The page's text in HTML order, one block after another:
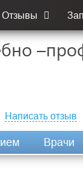
Отзывы
Написать отзыв
Врачи